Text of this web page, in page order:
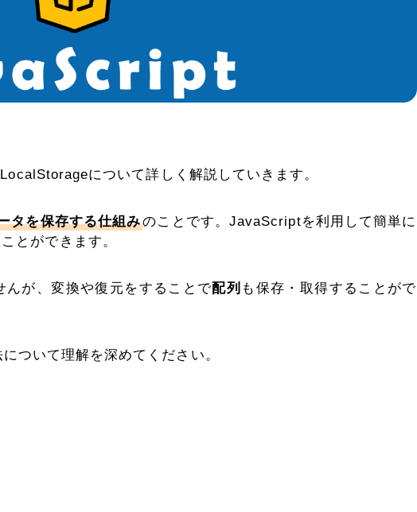
について詳しく解説していきます。
タを保存する仕組みのことです。JavaScriptを利用して簡単に
とができます。
が、変換や復元をすることで配列 も保存・取得することがで
ついて理解を深めてください。